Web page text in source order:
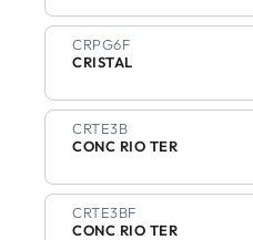
CRISTAL
CRPG6F
CONC RIO TER
CRTE3B
CONC RIO TER
CRTE3BF